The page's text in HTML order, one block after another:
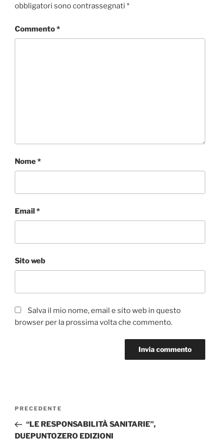
o
r
I
p
i
obbligatori sono contrassegnati *
Commento*
Nome*
Email*
Sito web
Salva il mio nome, email e sito web in questo
browser per la prossima volta che commento.
Navigazione
Articolo
precedente:
PRECEDENTE
“LE RESPONSABILITÀ SANITARIE”,
DUEPUNTOZERO EDIZIONI